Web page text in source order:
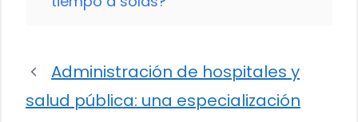
Administración de hospitales y
salud pública: una especialización